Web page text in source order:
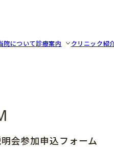
院について診療案内 クリニック紹
会参加申込フォーム